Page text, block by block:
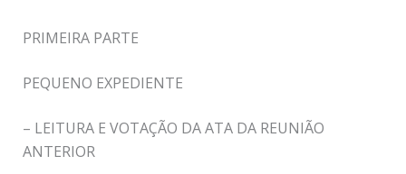
PRIMEIRA PARTE
PEQUENO EXPEDIENTE
– LEITURA E VOTAÇÃO DA ATA DA REUNIÃO
ANTERIOR